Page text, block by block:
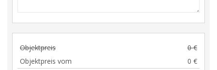
Objektpreis
0 €
Objektpreis vom
0 €